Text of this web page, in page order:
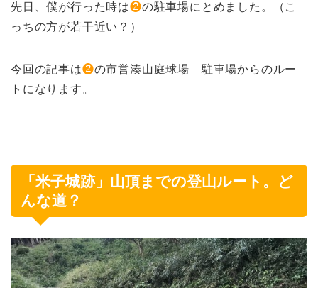
先日、僕が行った時は❷の駐車場にとめました。（こ
っちの方が若干近い？）
今回の記事は❷の市営湊山庭球場 駐車場からのルー
トになります。
「米子城跡」山頂までの登山ルート。ど
んな道？